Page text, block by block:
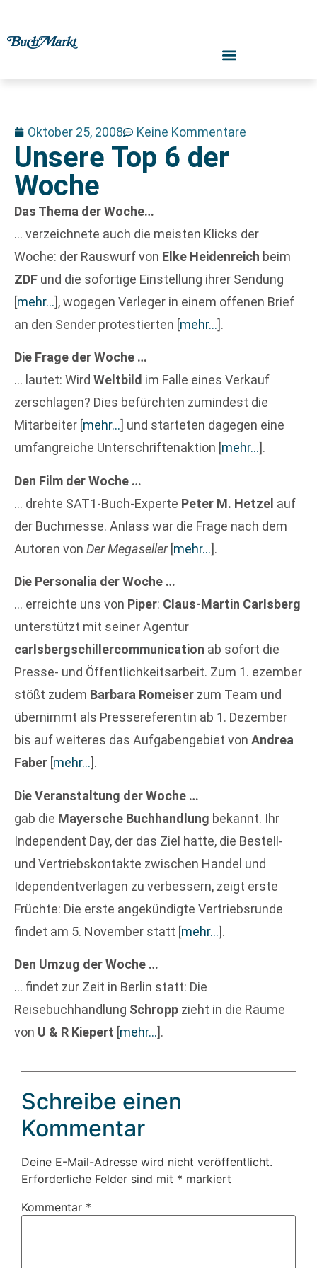
Oktober 25, 2008 Keine Kommentare
Unsere Top 6 der
Woche
Das Thema der Woche…
… verzeichnete auch die meisten Klicks der
Woche: der Rauswurf von Elke Heidenreich beim
ZDF und die sofortige Einstellung ihrer Sendung
[mehr…], wogegen Verleger in einem offenen Brief
an den Sender protestierten [mehr…].
Die Frage der Woche …
… lautet: Wird Weltbild im Falle eines Verkauf
zerschlagen? Dies befürchten zumindest die
Mitarbeiter [mehr…] und starteten dagegen eine
umfangreiche Unterschriftenaktion [mehr…].
Den Film der Woche …
… drehte SAT1-Buch-Experte Peter M. Hetzel auf
der Buchmesse. Anlass war die Frage nach dem
Autoren von Der Megaseller [mehr…].
Die Personalia der Woche …
… erreichte uns von Piper: Claus-Martin Carlsberg
unterstützt mit seiner Agentur
carlsbergschillercommunication ab sofort die
Presse- und Öffentlichkeitsarbeit. Zum 1. ezember
stößt zudem Barbara Romeiser zum Team und
übernimmt als Pressereferentin ab 1. Dezember
bis auf weiteres das Aufgabengebiet von Andrea
Faber [mehr…].
Die Veranstaltung der Woche …
gab die Mayersche Buchhandlung bekannt. Ihr
Independent Day, der das Ziel hatte, die Bestell-
und Vertriebskontakte zwischen Handel und
Idependentverlagen zu verbessern, zeigt erste
Früchte: Die erste angekündigte Vertriebsrunde
findet am 5. November statt [mehr…].
Den Umzug der Woche …
… findet zur Zeit in Berlin statt: Die
Reisebuchhandlung Schropp zieht in die Räume
von U & R Kiepert [mehr…].
Schreibe einen
Kommentar
Deine E-Mail-Adresse wird nicht veröffentlicht.
Erforderliche Felder sind mit * markiert
Kommentar *